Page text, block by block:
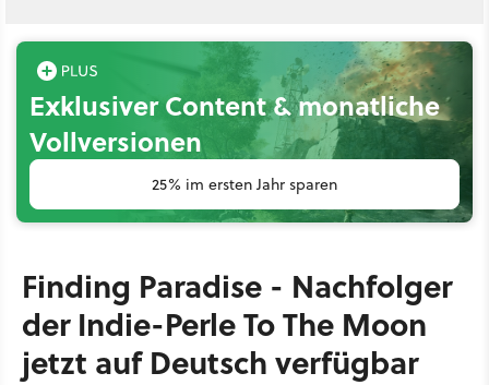
Exklusiver Content & monatliche
Vollversionen
25% im ersten Jahr sparen
Finding Paradise - Nachfolger
der Indie-Perle To The Moon
jetzt auf Deutsch verfügbar